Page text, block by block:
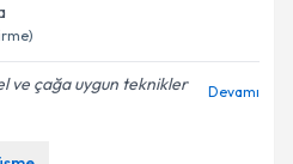
ve çağa uygun teknikler
Devamı